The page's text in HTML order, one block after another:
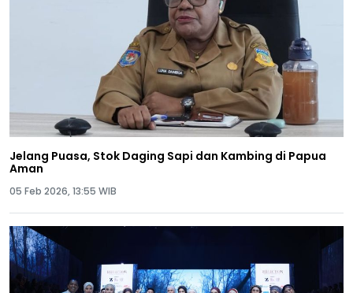
Jelang Puasa, Stok Daging Sapi dan Kambing di Papua
Aman
05 Feb 2026, 13:55 WIB